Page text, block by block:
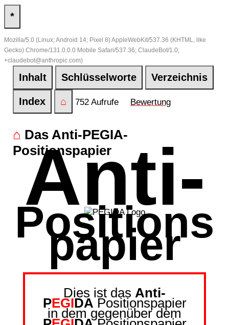
*
Mozilla/5.0 (Linux; Android 14; Pixel 8) AppleWebKit/537.36 (KHTML, like
Gecko) Chrome/131.0.0.0 Mobile Safari/537.36; ClaudeBot/1.0;
+claudebot@anthropic.com)
Inhalt Schlüsselworte Verzeichnis
Index ⌂ 752 Aufrufe Bewertung
⌂ Das Anti-PEGIA-
Positionspapier
Anti-
Positions
papier
Dies ist das Anti-
PEGIDA Positionspapier
in dem gegenüber dem